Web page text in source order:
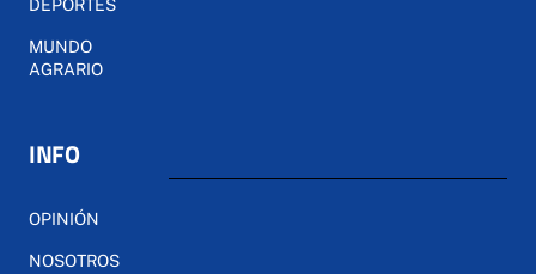
DEPORTES
MUNDO
AGRARIO
INFO
OPINIÓN
NOSOTROS